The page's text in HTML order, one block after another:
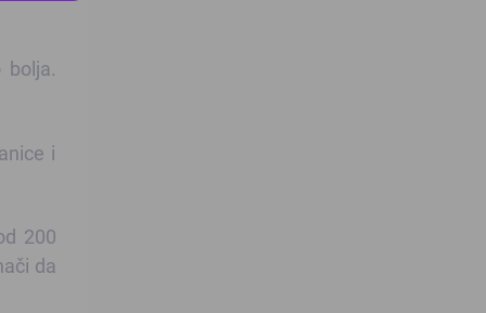
bolja.
i
200
da